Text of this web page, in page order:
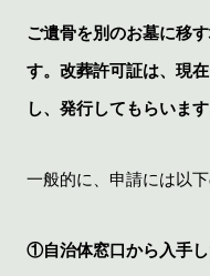
ご遺骨を別のお墓に移
す。改葬許可証は、現
し、発行してもらいます
一般的に、申請には以
①自治体窓口から入手し